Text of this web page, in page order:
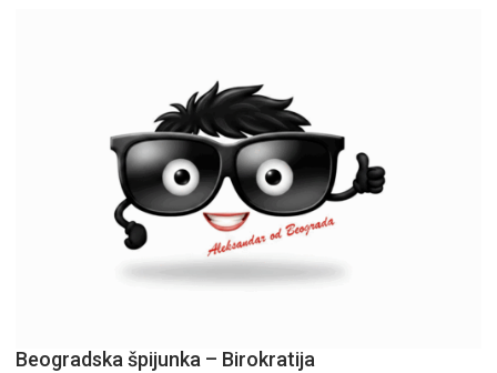
Beogradska špijunka – Birokratija